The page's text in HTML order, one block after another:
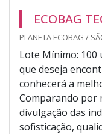
ECOBAG
PLANETA ECOBAG /
Lote Mínimo: 100
que deseja
conhecerá a
Comparando por
divulgação das
sofisticação,